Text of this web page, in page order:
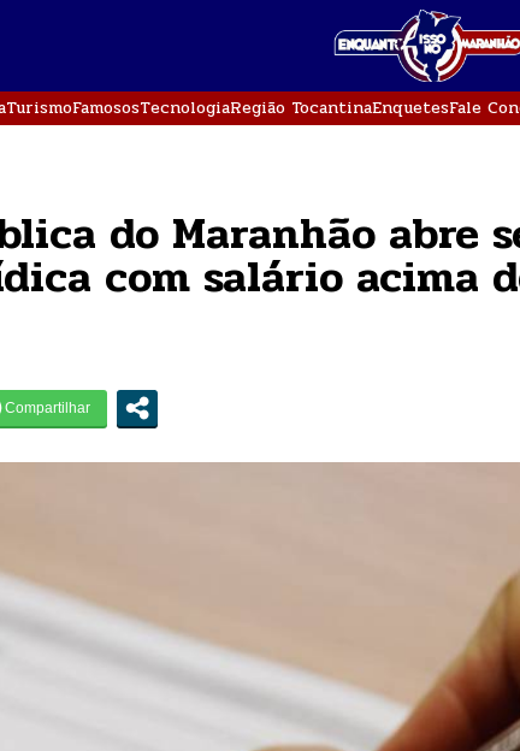
TurismoFamososTecnologiaRegião TocantinaEnquetesFale
do Maranhão abre
com salário acima